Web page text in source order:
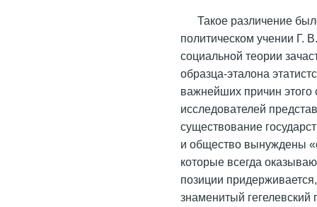
Такое различение
политическом учении Г.
социальной теории
образца-эталона
важнейших причин
исследователей
существование
и общество вынуждены
которые всегда
позиции
знаменитый гегелевский